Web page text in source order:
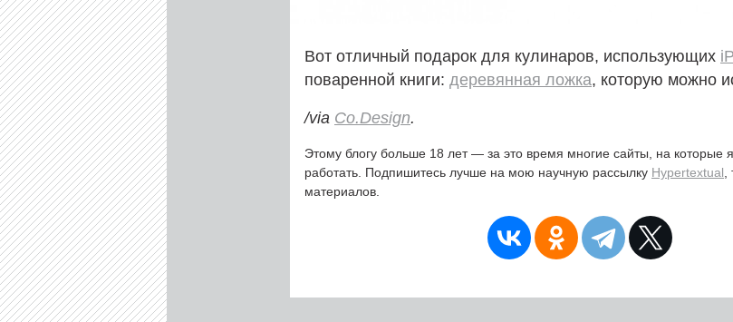
Вот отличный подарок для кулинаров, использующих
поваренной книги: деревянная ложка, которую можно
/via Co.Design.
Этому блогу больше 18 лет — за это время многие сайты, на которые
работать. Подпишитесь лучше на мою научную рассылку Hypertextual
материалов.